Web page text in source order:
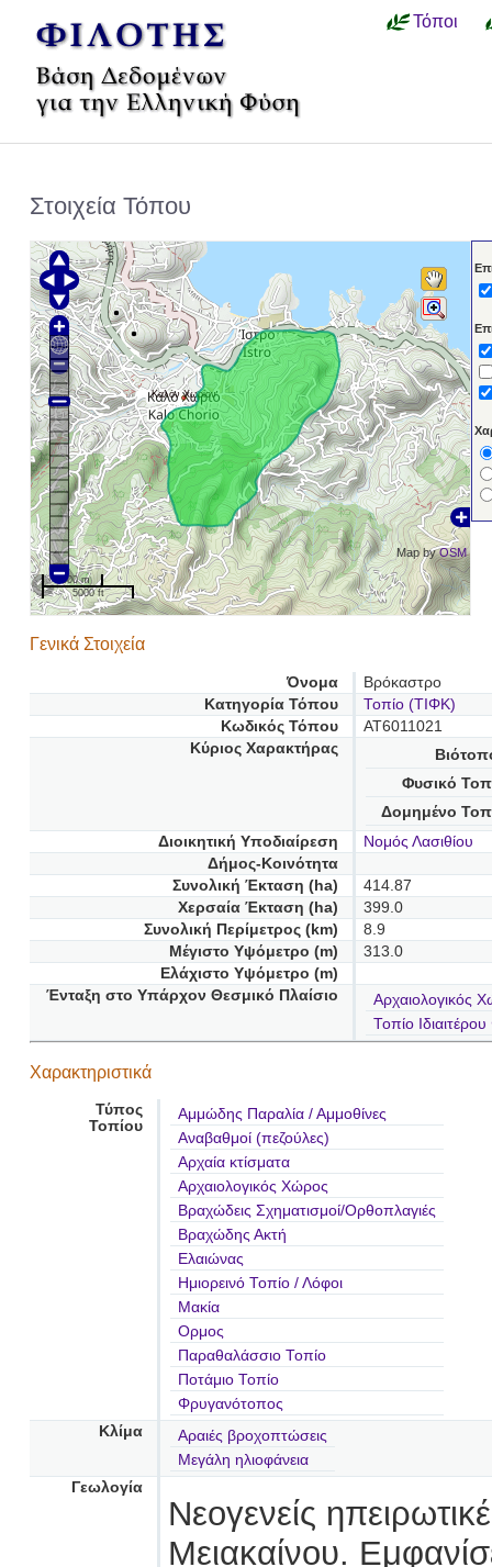
Τόποι
Στοιχεία Τόπου
Καλόν Χωρίον
Map byOSM
1000 m
5000 ft
Γενικά Στοιχεία
Όνομα
Βρόκαστρο
Κατηγορία Τόπου
Τοπίο (ΤΙΦΚ)
Κωδικός Τόπου
AT6011021
Κύριος Χαρακτήρας
Φυσικό
Δομημένο
Διοικητική Υποδιαίρεση
Νομός Λασιθίου
Δήμος-Κοινότητα
Συνολική Έκταση (ha)
414.87
Χερσαία Έκταση (ha)
399.0
Συνολική Περίμετρος (km)
8.9
Μέγιστο Υψόμετρο (m)
313.0
Ελάχιστο Υψόμετρο (m)
Ένταξη στο Υπάρχον Θεσμικό Πλαίσιο
Αρχαιολογικός
Τοπίο
Χαρακτηριστικά
Τύπος
Τοπίου
Αμμώδης Παραλία / Αμμοθίνες
Αναβαθμοί (πεζούλες)
Αρχαία κτίσματα
Αρχαιολογικός Χώρος
Βραχώδεις Σχηματισμοί/Ορθοπλαγιές
Βραχώδης Ακτή
Ελαιώνας
Ημιορεινό Τοπίο / Λόφοι
Μακία
Ορμος
Παραθαλάσσιο Τοπίο
Ποτάμιο Τοπίο
Φρυγανότοπος
Κλίμα
Αραιές βροχοπτώσεις
Μεγάλη ηλιοφάνεια
Γεωλογία
Νεογενείς
Μειακαίνου.